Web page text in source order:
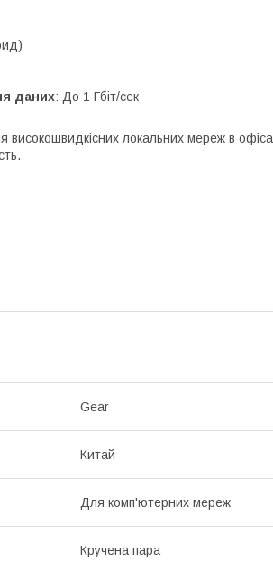
даних: До 1 Гбіт/сек
локальних мереж в
Gear
Китай
Для комп'ютерних мереж
Кручена пара